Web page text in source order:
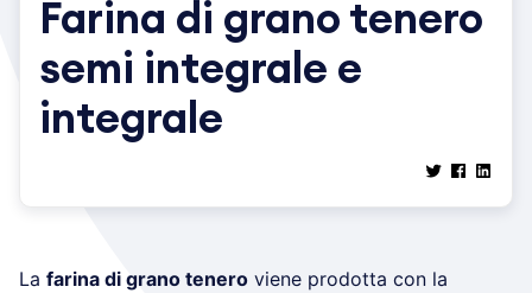
Farina di grano tenero
semi integrale e
integrale
La farina di grano tenero viene prodotta con la